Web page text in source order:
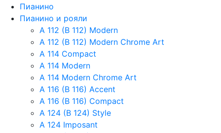
Пианино
Пианино и рояли
A 112 (B 112) Modern
A 112 (B 112) Modern Chrome Art
A 114 Compact
A 114 Modern
A 114 Modern Chrome Art
A 116 (B 116) Accent
A 116 (B 116) Compact
A 124 (B 124) Style
A 124 Imposant